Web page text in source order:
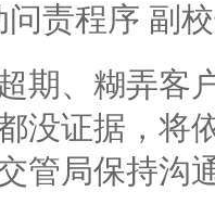
问责程序 副
期、糊弄客
没证据，将
管局保持沟